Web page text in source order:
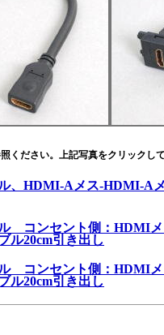
ください。上記写真をクリックし
、HDMI-Aメス-HDMI-A
コンセント側：HDMI
ル20cm引き出し
コンセント側：HDMI
ル20cm引き出し